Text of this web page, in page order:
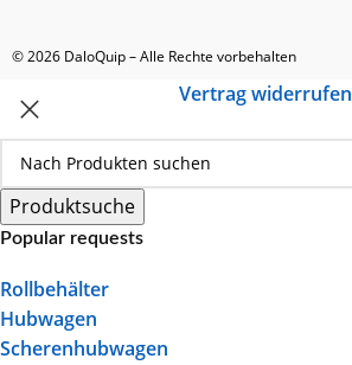
© 2026 DaloQuip – Alle Rechte vorbehalten
Produktsuche
Popular requests
Rollbehälter
Hubwagen
Scherenhubwagen
Vertrag widerrufen